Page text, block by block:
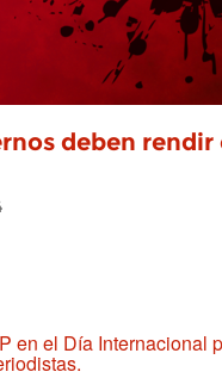
deben
en el Día Internacional